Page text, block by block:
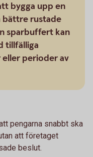
bygga upp en
rustade
sparbuffert kan
tillfälliga
perioder av
pengarna snabbt ska
att företaget
beslut.